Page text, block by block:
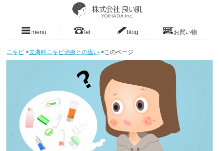
menu tel blog お買い物
ニキビ >皮膚科ニキビ治療との違い >このページ